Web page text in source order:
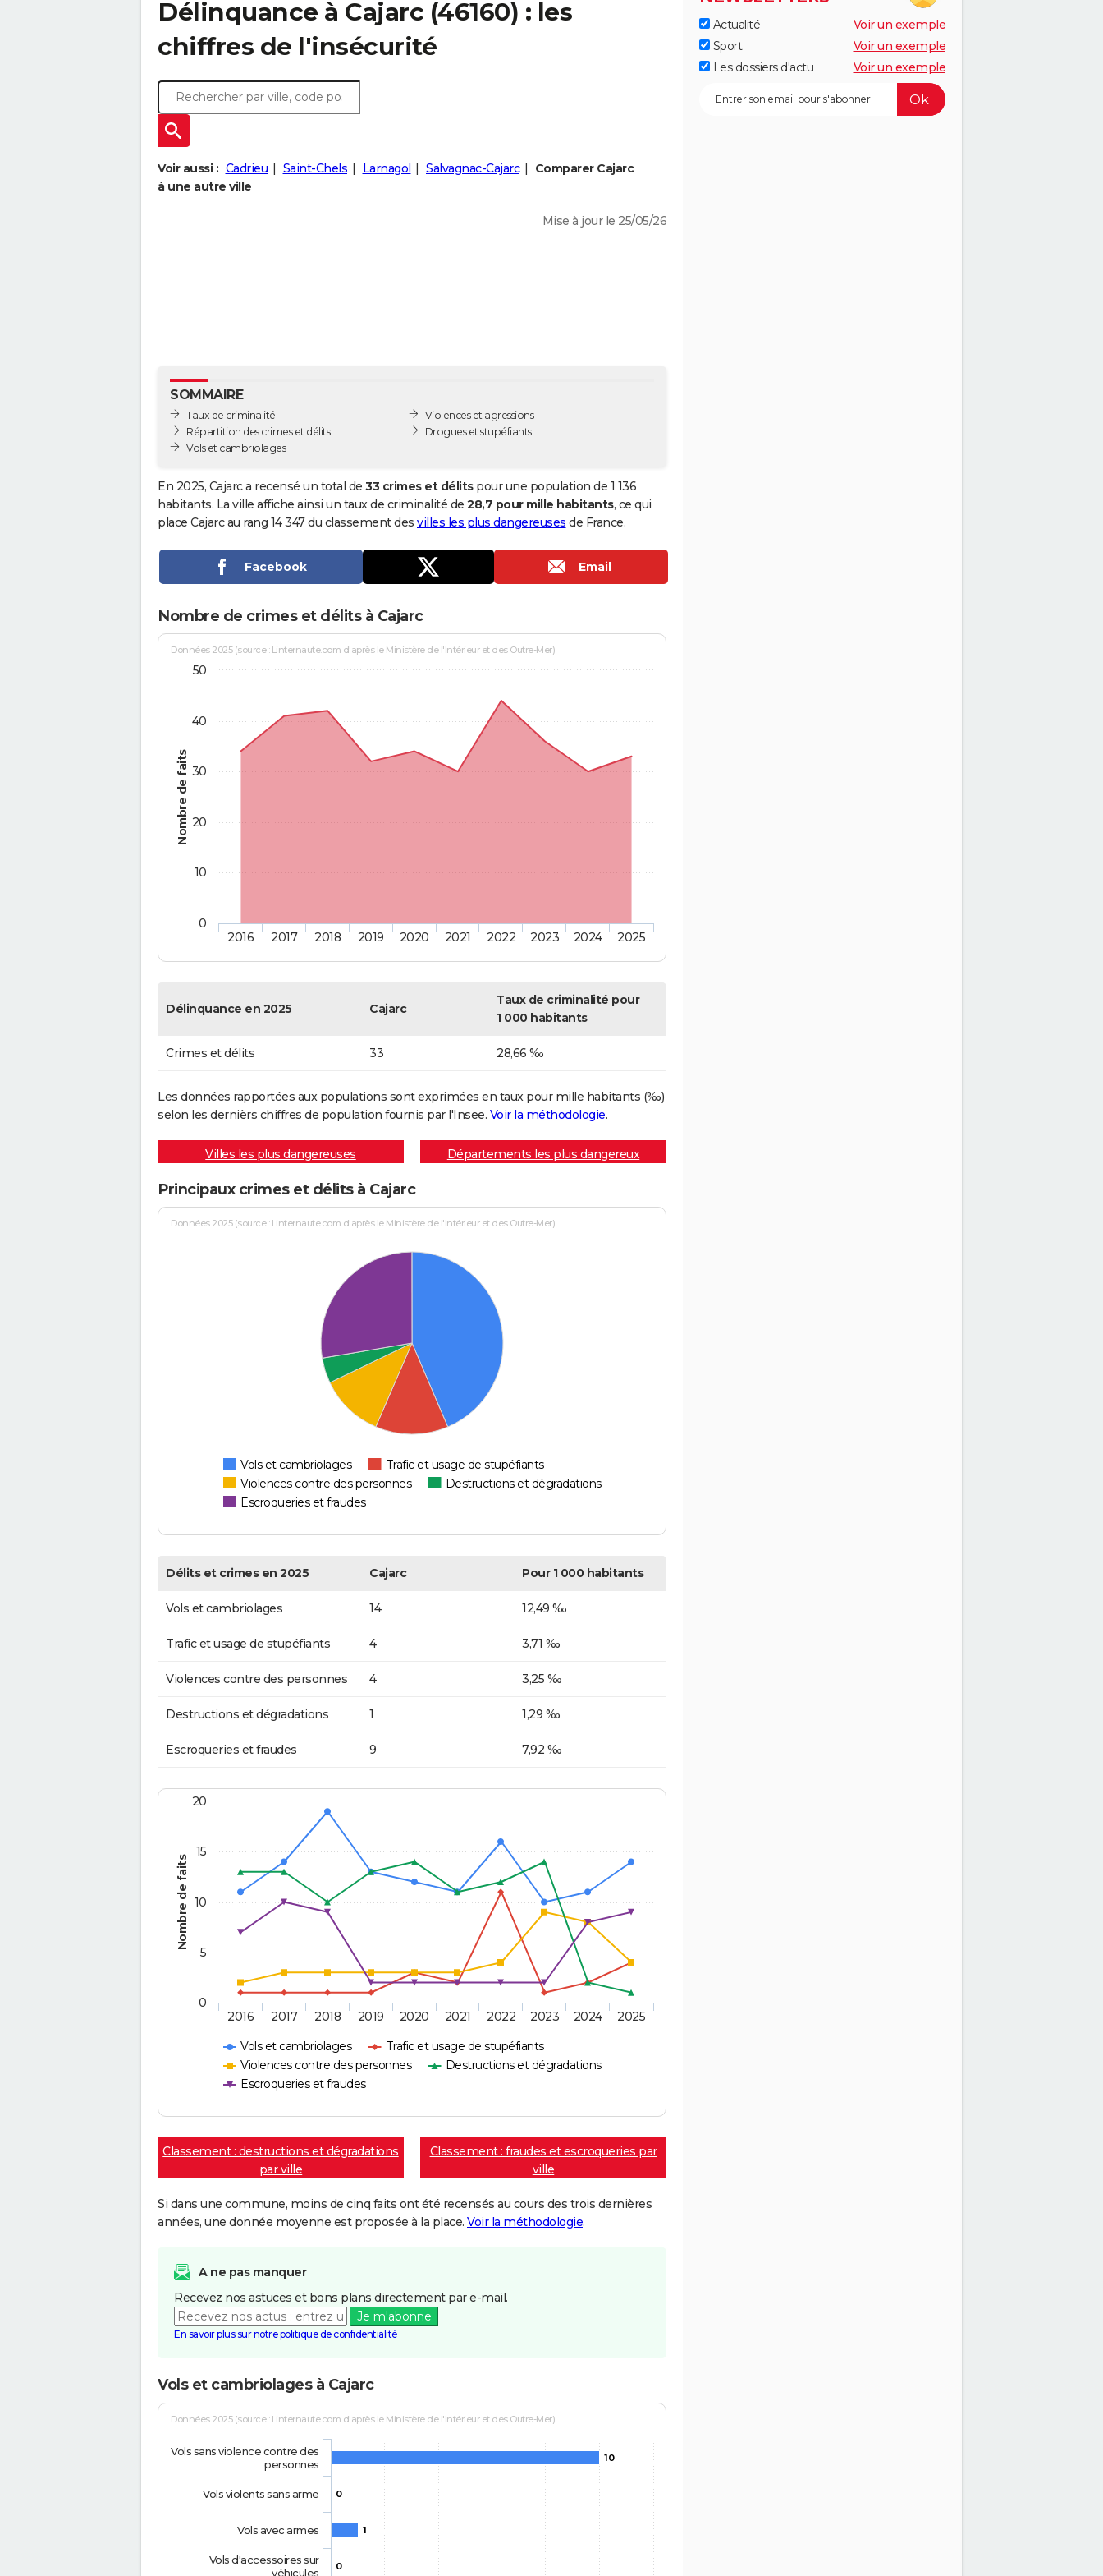
Délinquance à Cajarc (46160) : les
chiffres de l'insécurité
Voir aussi : Cadrieu Saint-Chels Larnagol Salvagnac-Cajarc
Comparer Cajarc
à une autre ville
Mise à jour le 25/05/26
SOMMAIRE
Taux de criminalité
Répartition des crimes et délits
Vols et cambriolages
Violences et agressions
Drogues et stupéfiants
En 2025, Cajarc a recensé un total de 33 crimes et délitspour une population de 1 136
habitants. La ville affiche ainsi un taux de criminalité de 28,7 pour mille habitants, ce qui
place Cajarc au rang 14 347 du classement des villes les plus dangereuses de France.
Facebook Email
Nombre de crimes et délits à Cajarc
Nombre de faits
Données 2025 (source : Linternaute.com d'après le Ministère de l'Intérieur et des Outre-Mer)
2016 2017 2018 2019 2020 2021 2022 2023 2024 2025
0
10
20
30
40
50
Délinquance en 2025 Cajarc
Taux de criminalité pour
1 000 habitants
Crimes et délits 33 28,66 ‰
Les données rapportées aux populations sont exprimées en taux pour mille habitants (‰)
selon les dernièrs chiffres de population fournis par l'Insee. Voir la méthodologie.
Villes les plus dangereuses Départements les plus dangereux
Principaux crimes et délits à Cajarc
Données 2025 (source : Linternaute.com d'après le Ministère de l'Intérieur et des Outre-Mer)
Vols et cambriolages
Trafic et usage de stupéfiants
Violences contre des personnes
Destructions et dégradations
Escroqueries et fraudes
Délits et crimes en 2025 Cajarc Pour 1 000 habitants
Vols et cambriolages 14 12,49 ‰
Trafic et usage de stupéfiants 4 3,71 ‰
Violences contre des personnes 4 3,25 ‰
Destructions et dégradations 1 1,29 ‰
Escroqueries et fraudes 9 7,92 ‰
Nombre de faits
Vols et cambriolages
Trafic et usage de stupéfiants
Violences contre des personnes
Destructions et dégradations
Escroqueries et fraudes
2016 2017 2018 2019 2020 2021 2022 2023 2024 2025
0
5
10
15
20
Classement : destructions et dégradations
par ville
Classement : fraudes et escroqueries par
ville
Si dans une commune, moins de cinq faits ont été recensés au cours des trois dernières
années, une donnée moyenne est proposée à la place. Voir la méthodologie.
A ne pas manquer
Recevez nos astuces et bons plans directement par e-mail.
Je m'abonne
En savoir plus sur notre politique de confidentialité
Vols et cambriolages à Cajarc
Données 2025 (source : Linternaute.com d'après le Ministère de l'Intérieur et des Outre-Mer)
10
0
1
0
Vols sans violence contre des
personnes
Vols violents sans arme
Vols avec armes
Vols d'accessoires sur
véhicules
Actualité
Voir un exemple
Sport
Voir un exemple
Les dossiers d'actu
Voir un exemple